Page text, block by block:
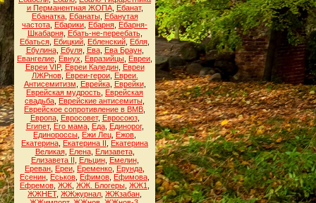
и Перманентная ЖОПА, Ебанат,
Ебанатка, Ебанаты, Ебанутая
частота Ебарики Ебарня Ебарня-
Шкабарня, Ебать-не-переебать,
Ебаться Ебицкий Ебленский Ебля
Ебулина, Ебуля, Ева, Ева Браун,
Евангелие Евнух Евразийцы Евреи
Евреи VIP, Евреи Каледин, Евреи
ЛЖРнов, Евреи-герои, Евреи.
Антисемитизм
Еврейка, Еврейки,
Еврейская мудрость Еврейская
свадьба Еврейские антисемиты
Еврейское сопротивление в ВМВ
Европа, Евросовет, Евросоюз,
Египет, Его мама, Еда, Единорог,
Единороссы Ежи Лец Ежов
Екатерина Екатерина II
Екатерина
Великая, Елена, Елизавета,
Елизавета II
Ельцин, Емелин,
Ереван Ереи Еременко Ерунда
Есенин Еськов Ефимов Ефимова
Ефремов ЖЖ ЖЖ. Блогеры ЖЖ1
ЖЖНЕТ, ЖЖжурнал ЖЖзабан